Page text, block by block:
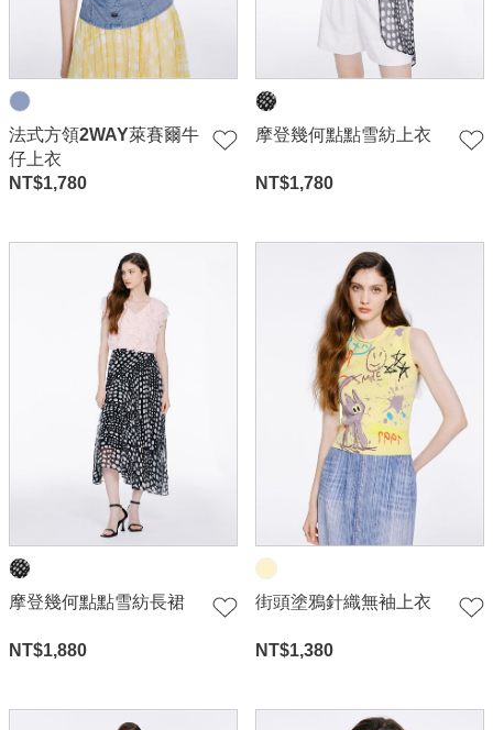
法式方領2WAY萊賽爾牛
仔上衣
NT$1,780
摩登幾何點點雪紡上衣
NT$1,780
摩登幾何點點雪紡長裙
NT$1,880
街頭塗鴉針織無袖上衣
NT$1,380